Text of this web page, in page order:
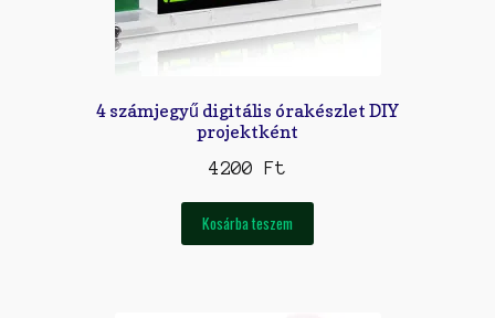
Vonalkövető Robotok: Az Új Kihívás a Gyerekeknek
4 számjegyű digitális órakészlet DIY
projektként
4200 Ft
Kosárba teszem